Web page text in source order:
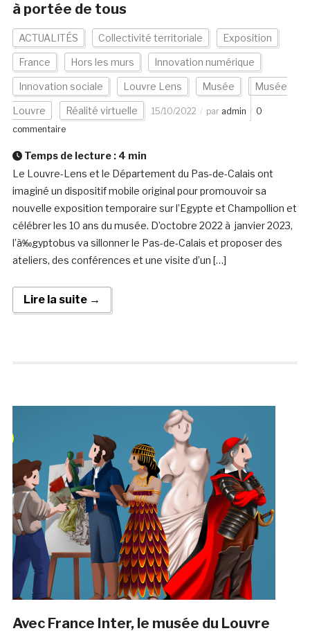
à portée de tous
ACTUALITÉS Collectivité territoriale Exposition
France Hors les murs Innovation numérique
Innovation sociale Louvre Lens Musée Musée
Louvre Réalité virtuelle 15/10/2022 par admin
0
commentaire
Temps de lecture : 4 min
Le Louvre-Lens et le Département du Pas-de-Calais ont
imaginé un dispositif mobile original pour promouvoir sa
nouvelle exposition temporaire sur l’Egypte et Champollion et
célébrer les 10 ans du musée. D’octobre 2022 à janvier 2023,
l’à‰gyptobus va sillonner le Pas-de-Calais et proposer des
ateliers, des conférences et une visite d’un […]
Lire la suite →
Avec France Inter, le musée du Louvre